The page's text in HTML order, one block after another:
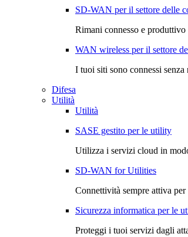
SD-WAN per il settore delle
Rimani connesso e
WAN wireless per il settore
I tuoi siti sono connessi
Difesa
Utilità
Utilità
SASE gestito per le utility
Utilizza i servizi cloud in
SD-WAN for Utilities
Connettività sempre attiva per
Sicurezza informatica per le
Proteggi i tuoi servizi dagli